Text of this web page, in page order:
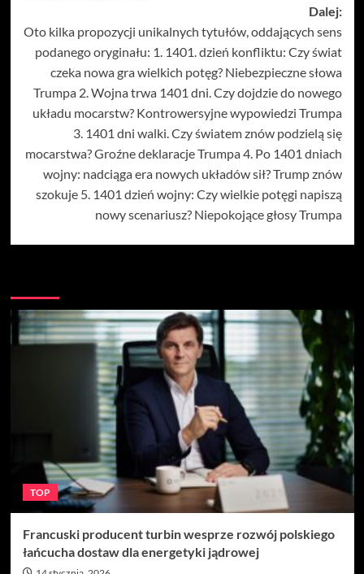
Dalej:
Oto kilka propozycji unikalnych tytułów, oddających sens
podanego oryginału: 1. 1401. dzień konfliktu: Czy świat
czeka nowa gra wielkich potęg? Niebezpieczne słowa
Trumpa 2. Wojna trwa 1401 dni. Czy dojdzie do nowego
układu mocarstw? Kontrowersyjne wypowiedzi Trumpa
3. 1401 dni walki. Czy światem znów podzielą się
mocarstwa? Groźne deklaracje Trumpa 4. Po 1401 dniach
wojny: nadciąga era nowych układów sił? Trump znów
szokuje 5. 1401 dzień wojny: Czy wielkie potęgi napiszą
nowy scenariusz? Niepokojące głosy Trumpa
TOP
Francuski producent turbin wesprze rozwój polskiego
łańcucha dostaw dla energetyki jądrowej